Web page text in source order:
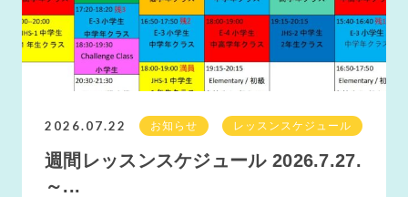
2026.07.22 お知らせ レッスンスケジュール
週間レッスンスケジュール 2026.7.27.
～...